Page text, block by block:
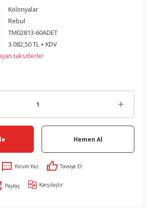
Kolonyalar
Rebul
TM02813-60ADET
3.082,50 TL + KDV
taksitlerle!
Hemen Al
Yorum Yaz Tavsiye Et
Paylaş Karşılaştır